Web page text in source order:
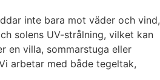
inte bara mot väder och vind,
solens UV-strålning, vilket kan
en villa, sommarstuga eller
arbetar med både tegeltak,